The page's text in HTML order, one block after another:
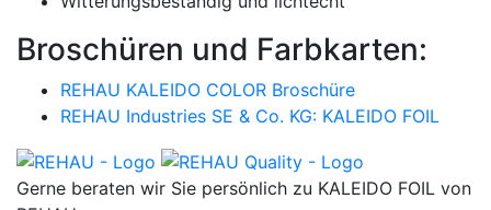
Broschüren und Farbkarten:
REHAU KALEIDO COLOR Broschüre
REHAU Industries SE & Co. KG: KALEIDO FOIL
Gerne beraten wir Sie persönlich zu KALEIDO FOIL von